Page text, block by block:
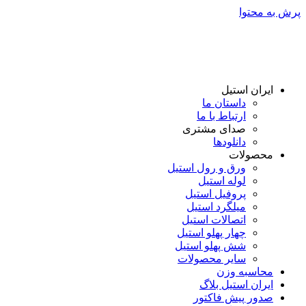
پرش به محتوا
ایران استیل
داستان ما
ارتباط با ما
صدای مشتری
دانلود‌ها
محصولات
ورق و رول استیل
لوله استیل
پروفیل استیل
میلگرد استیل
اتصالات استیل
چهار پهلو استیل
شش پهلو استیل
سایر محصولات
محاسبه وزن
ایران استیل بلاگ
صدور پیش فاکتور